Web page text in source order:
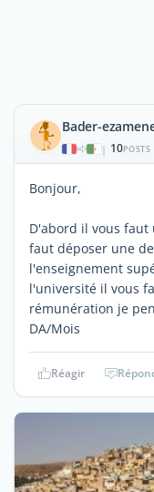
Bader-
| 10POSTS
Bonjour,
D'abord il vous faut
faut déposer une
l'enseignement
l'université il vous
rémunération je
DA/Mois
Réagir